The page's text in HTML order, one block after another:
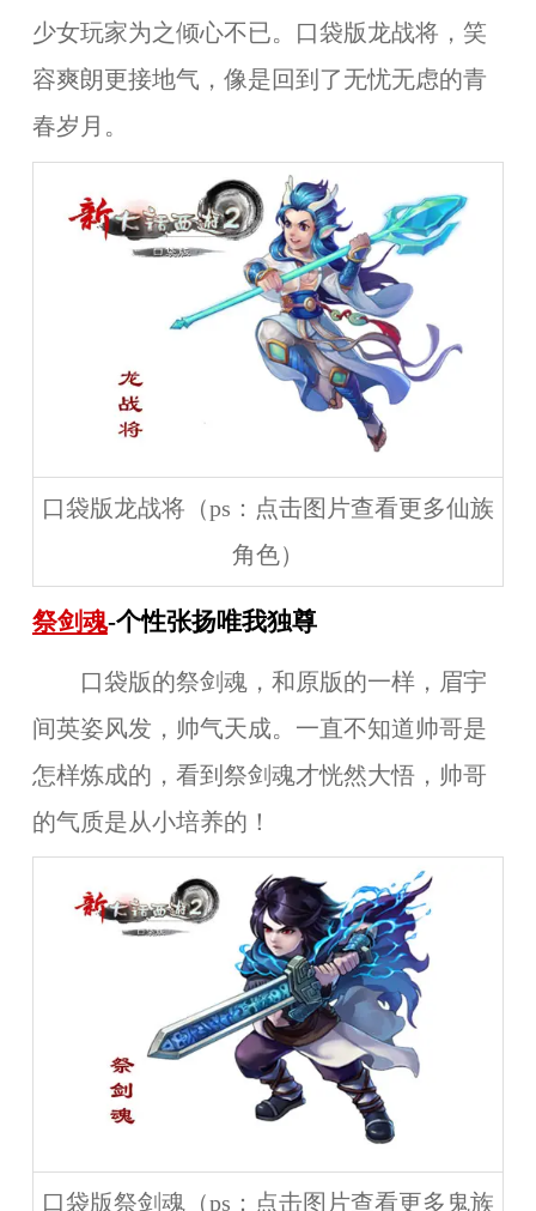
少女玩家为之倾心不已。口袋版龙战将，笑
容爽朗更接地气，像是回到了无忧无虑的青
春岁月。
口袋版龙战将（ps：点击图片查看更多仙族
角色）
祭剑魂-个性张扬唯我独尊
口袋版的祭剑魂，和原版的一样，眉宇
间英姿风发，帅气天成。一直不知道帅哥是
怎样炼成的，看到祭剑魂才恍然大悟，帅哥
的气质是从小培养的！
口袋版祭剑魂（ps：点击图片查看更多鬼族